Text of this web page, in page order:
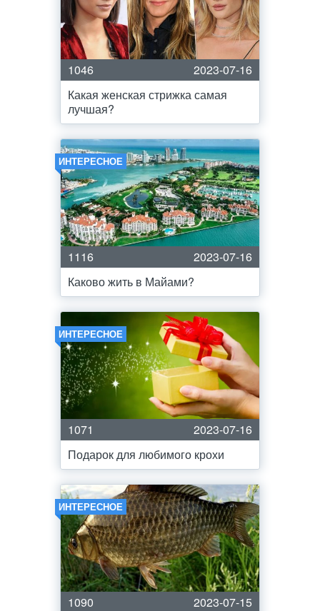
1046
2023-07-16
Какая женская стрижка самая
лучшая?
ИНТЕРЕСНОЕ
1116
2023-07-16
Каково жить в Майами?
ИНТЕРЕСНОЕ
1071
2023-07-16
Подарок для любимого крохи
ИНТЕРЕСНОЕ
1090
2023-07-15